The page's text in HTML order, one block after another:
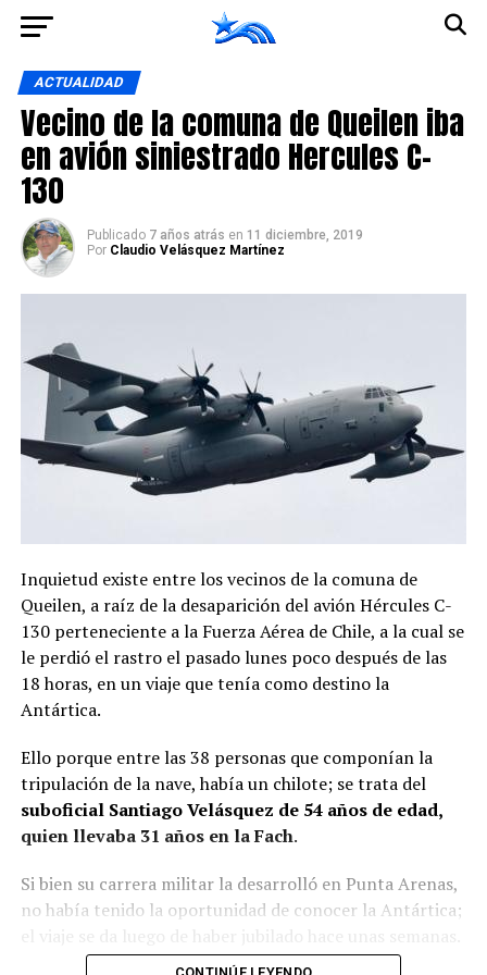
ACTUALIDAD
Vecino de la comuna de Queilen iba
en avión siniestrado Hercules C-
130
Publicado 7 años atrás en 11 diciembre, 2019
Por Claudio Velásquez Martínez
Inquietud existe entre los vecinos de la comuna de
Queilen, a raíz de la desaparición del avión Hércules C-
130 perteneciente a la Fuerza Aérea de Chile, a la cual se
le perdió el rastro el pasado lunes poco después de las
18 horas, en un viaje que tenía como destino la
Antártica.
Ello porque entre las 38 personas que componían la
tripulación de la nave, había un chilote; se trata del
suboficial Santiago Velásquez de 54 años de edad,
quien llevaba 31 años en la Fach.
Si bien su carrera militar la desarrolló en Punta Arenas,
no había tenido la oportunidad de conocer la Antártica;
Ir a la versión móvil